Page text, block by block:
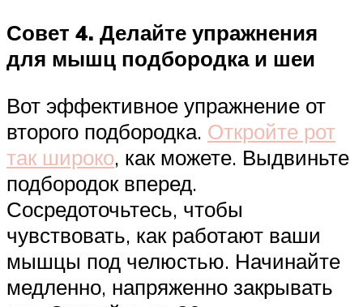
Совет 4. Делайте упражнения
для мышц подбородка и шеи
Вот эффективное упражнение от
второго подбородка. Откройте рот
так широко, как можете. Выдвиньте
подбородок вперед.
Сосредоточьтесь, чтобы
чувствовать, как работают ваши
мышцы под челюстью. Начинайте
медленно, напряженно закрывать